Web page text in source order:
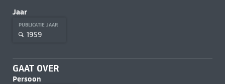
Jaar
PUBLICATIE JAAR
1959
GAAT OVER
Persoon